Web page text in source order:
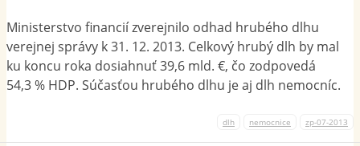
Ministerstvo financií zverejnilo odhad hrubého dlhu
verejnej správy k 31. 12. 2013. Celkový hrubý dlh by mal
ku koncu roka dosiahnuť 39,6 mld. €, čo zodpovedá
54,3 % HDP. Súčasťou hrubého dlhu je aj dlh nemocníc.
dlh nemocnice zp-07-2013